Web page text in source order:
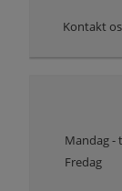
Kontakt
Mandag -
Fredag